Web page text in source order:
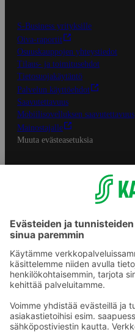
S-Business yrityksille
Oiva-raportit
Osuuskauppojen yhteystiedot
Tilaus- ja toimitusehdot
Tietosuojakäytäntö
Palvelun käyttöehdot
Saavutettavuus
Mobiilisovelluksen saavutettavuus
Mainostajalle
Muuta evästeasetuksia
S-ryhmän palvelut
S-ryhmä
Asiakasomistajuus
Yhteishyvä Ruoka -sovellus
S-ostoslista -sovellus
Prisma.fi
Sokos.fi
S-Pankki
Yhteishyvä
Sokos Hotels